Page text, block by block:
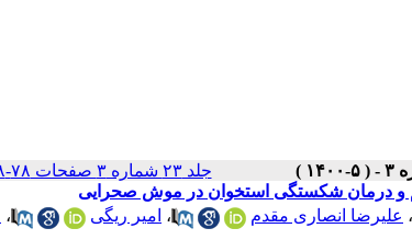
جلد ۲۳ شماره ۳ صفحات ۷۸-۶۸
و درمان شکستگی استخوان در موش صحرایی
، علیرضا انصاری مقدم ، امیر ریگی ،